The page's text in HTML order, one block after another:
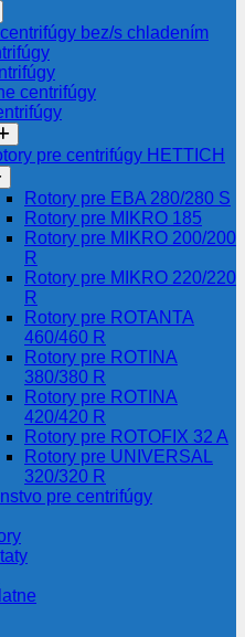
bez/s chladením
centrifúgy
pre centrifúgy HETTICH
Rotory pre EBA 280/280 S
Rotory pre MIKRO 185
Rotory pre MIKRO 200/200
R
Rotory pre MIKRO 220/220
R
Rotory pre ROTANTA
460/460 R
Rotory pre ROTINA
380/380 R
Rotory pre ROTINA
420/420 R
Rotory pre ROTOFIX 32 A
Rotory pre UNIVERSAL
320/320 R
pre centrifúgy